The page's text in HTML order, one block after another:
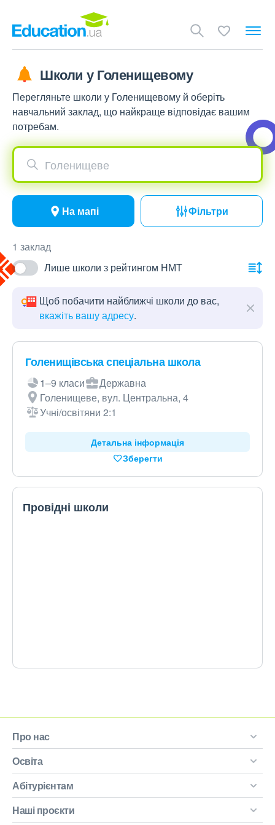
Школи у Голенищевому
Перегляньте школи у Голенищевому й оберіть
навчальний заклад, що найкраще відповідає вашим
потребам.
Голенищеве
На мапі Фільтри
1 заклад
Лише школи з рейтингом НМТ
Щоб побачити найближчі школи до вас,
вкажіть вашу адресу.
Голенищівська спеціальна школа
1–9 класи
Державна
Голенищеве, вул. Центральна, 4
Учні/освітяни 2:1
Детальна інформація
Зберегти
Провідні школи
Про нас
Освіта
Абітурієнтам
Наші проєкти